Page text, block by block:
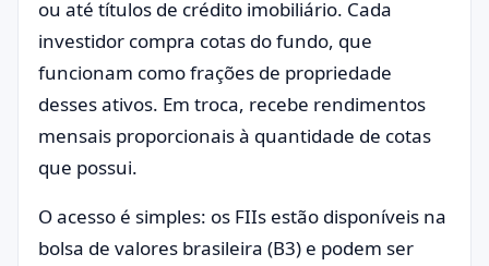
ou até títulos de crédito imobiliário. Cada
investidor compra cotas do fundo, que
funcionam como frações de propriedade
desses ativos. Em troca, recebe rendimentos
mensais proporcionais à quantidade de cotas
que possui.
O acesso é simples: os FIIs estão disponíveis na
bolsa de valores brasileira (B3) e podem ser